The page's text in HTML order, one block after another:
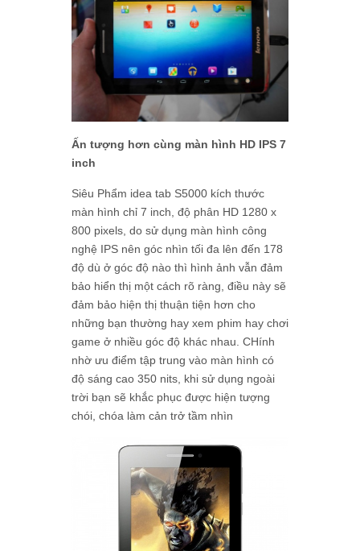
Ấn tượng hơn cùng màn hình HD IPS 7
inch
Siêu Phẩm idea tab S5000 kích thước
màn hình chỉ 7 inch, độ phân HD 1280 x
800 pixels, do sử dụng màn hình công
nghệ IPS nên góc nhìn tối đa lên đến 178
độ dù ở góc độ nào thì hình ảnh vẫn đảm
bảo hiển thị một cách rõ ràng, điều này sẽ
đảm bảo hiện thị thuận tiện hơn cho
những bạn thường hay xem phim hay chơi
game ở nhiều góc độ khác nhau. CHính
nhờ ưu điểm tập trung vào màn hình có
độ sáng cao 350 nits, khi sử dụng ngoài
trời bạn sẽ khắc phục được hiện tượng
chói, chóa làm cản trở tầm nhìn